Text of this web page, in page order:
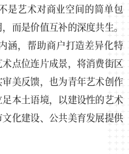
是艺术对商业空间的简单包
而是价值互补的深度共生。
涵，帮助商户打造差异化特
点位连片成景，将消费街区
美反馈，也为青年艺术创作
本土语境，以建设性的艺术
化建设、公共美育发展提供